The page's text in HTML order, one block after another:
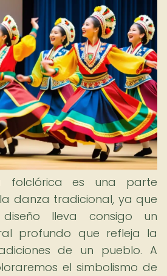
folclórica es una parte
danza tradicional, ya que
lleva consigo un
profundo que refleja la
de un pueblo. A
el simbolismo de